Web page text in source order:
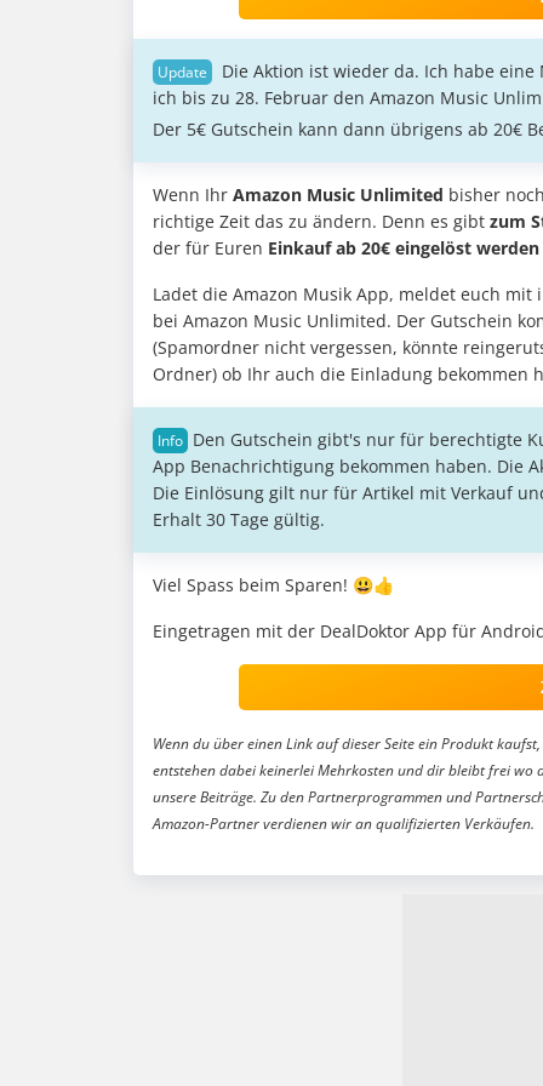
Die Aktion ist wieder da. Ich habe
ich bis zu 28. Februar den Amazon Music
Der 5€ Gutschein kann dann übrigens ab 20€
Wenn Ihr Amazon Music Unlimited bisher
richtige Zeit das zu ändern. Denn es gibt zum
der für Euren Einkauf ab 20€ eingelöst
Ladet die Amazon Musik App, meldet euch
bei Amazon Music Unlimited. Der Gutschein
(Spamordner nicht vergessen, könnte
Ordner) ob Ihr auch die Einladung bekommen
Den Gutschein gibt's nur für berechtigte
App Benachrichtigung bekommen haben. Die
Die Einlösung gilt nur für Artikel mit Verkauf
Erhalt 30 Tage gültig.
Viel Spass beim Sparen! 😃👍
Eingetragen mit der DealDoktor App für
Wenn du über einen Link auf dieser Seite ein Produkt
entstehen dabei keinerlei Mehrkosten und dir bleibt frei wo
unsere Beiträge. Zu den Partnerprogrammen und
Amazon-Partner verdienen wir an qualifizierten Verkäufen.